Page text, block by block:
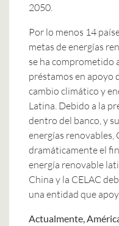
2050.
Por lo menos 14
metas de energías
se ha comprometido
préstamos en apoyo
cambio climático y
Latina. Debido a la
dentro del banco, y
energías
dramáticamente el
energía renovable
China y la CELAC
una entidad que
Actualmente,